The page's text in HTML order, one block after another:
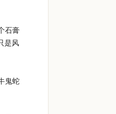
石膏
是风
鬼蛇